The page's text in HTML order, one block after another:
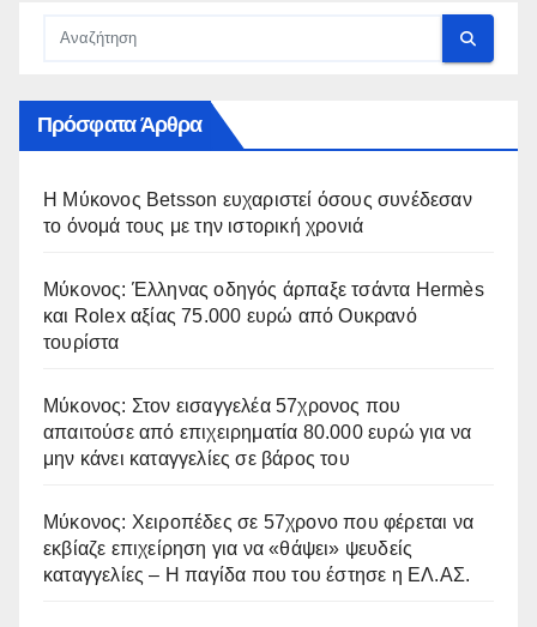
Πρόσφατα Άρθρα
Η Μύκονος Betsson ευχαριστεί όσους συνέδεσαν
το όνομά τους με την ιστορική χρονιά
Μύκονος: Έλληνας οδηγός άρπαξε τσάντα Hermès
και Rolex αξίας 75.000 ευρώ από Ουκρανό
τουρίστα
Μύκονος: Στον εισαγγελέα 57χρονος που
απαιτούσε από επιχειρηματία 80.000 ευρώ για να
μην κάνει καταγγελίες σε βάρος του
Μύκονος: Χειροπέδες σε 57χρονο που φέρεται να
εκβίαζε επιχείρηση για να «θάψει» ψευδείς
καταγγελίες – Η παγίδα που του έστησε η ΕΛ.ΑΣ.